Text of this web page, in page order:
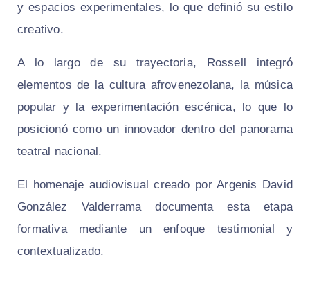
y espacios experimentales, lo que definió su estilo
creativo.
A lo largo de su trayectoria, Rossell integró
elementos de la cultura afrovenezolana, la música
popular y la experimentación escénica, lo que lo
posicionó como un innovador dentro del panorama
teatral nacional.
El homenaje audiovisual creado por Argenis David
González Valderrama documenta esta etapa
formativa mediante un enfoque testimonial y
contextualizado.